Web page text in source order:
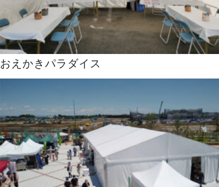
おえかきパラダイス